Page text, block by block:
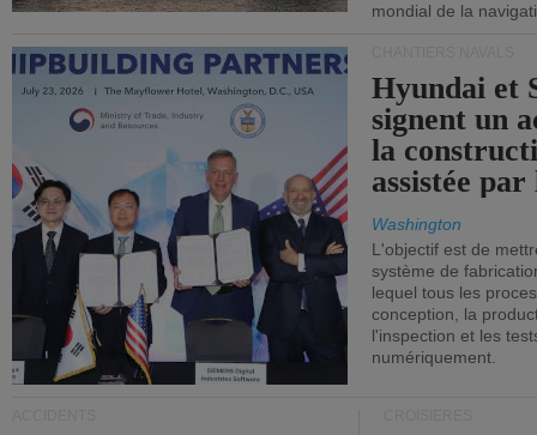
mondial de la
Hyundai et
signent un
la
assistée
Washington
L'objectif est de
système de
lequel tous les
conception, la
l'inspection et les
numériquement.